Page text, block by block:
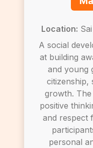
Location:
A social
at building
and young
citizenship,
growth.
positive
and respect
personal